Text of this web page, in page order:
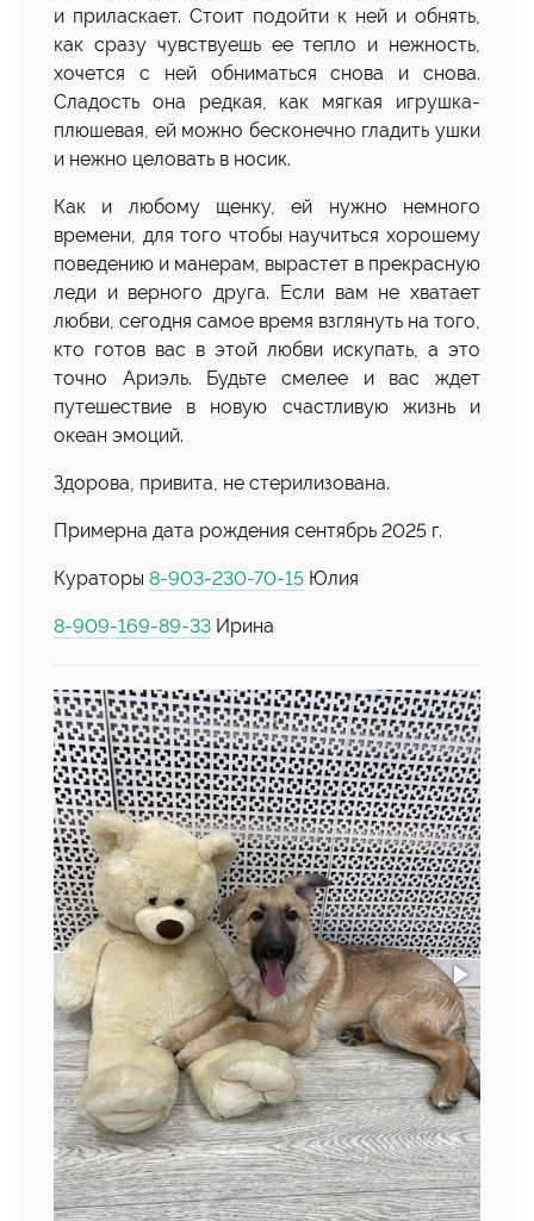
и приласкает. Стоит подойти к ней и обнять,
как сразу чувствуешь ее тепло и нежность,
хочется с ней обниматься снова и снова.
Сладость она редкая, как мягкая игрушка-
плюшевая, ей можно бесконечно гладить ушки
и нежно целовать в носик.
Как и любому щенку, ей нужно немного
времени, для того чтобы научиться хорошему
поведению и манерам, вырастет в прекрасную
леди и верного друга. Если вам не хватает
любви, сегодня самое время взглянуть на того,
кто готов вас в этой любви искупать, а это
точно Ариэль. Будьте смелее и вас ждет
путешествие в новую счастливую жизнь и
океан эмоций.
Здорова, привита, не стерилизована.
Примерна дата рождения сентябрь 2025 г.
Кураторы 8-903-230-70-15 Юлия
8-909-169-89-33 Ирина